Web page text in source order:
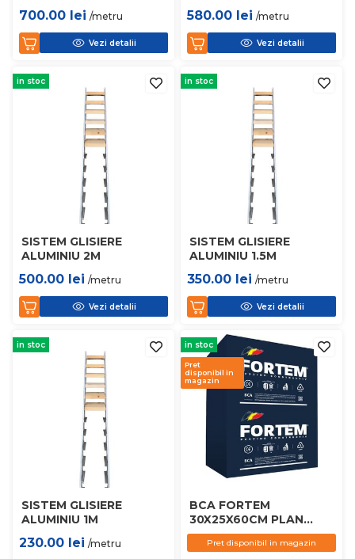
700.00 lei /metru
Vezi detalii
580.00 lei /metru
Vezi detalii
in stoc
SISTEM GLISIERE
ALUMINIU 2M
500.00 lei /metru
Vezi detalii
in stoc
SISTEM GLISIERE
ALUMINIU 1.5M
350.00 lei /metru
Vezi detalii
in stoc
SISTEM GLISIERE
ALUMINIU 1M
230.00 lei /metru
in stoc
Pret
disponibil in
magazin
BCA FORTEM
30X25X60CM PLAN
D450
Pret disponibil in magazin